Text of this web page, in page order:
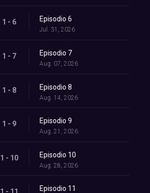
1 - 6 Episodio 6
Jul. 31, 2026
1 - 7 Episodio 7
Aug. 07, 2026
1 - 8 Episodio 8
Aug. 14, 2026
1 - 9 Episodio 9
Aug. 21, 2026
1 - 10 Episodio 10
Aug. 28, 2026
Episodio 11